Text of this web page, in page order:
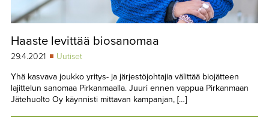
Haaste levittää biosanomaa
29.4.2021
Uutiset
Yhä kasvava joukko yritys- ja järjestöjohtajia välittää biojätteen
lajittelun sanomaa Pirkanmaalla. Juuri ennen vappua Pirkanmaan
Jätehuolto Oy käynnisti mittavan kampanjan, […]